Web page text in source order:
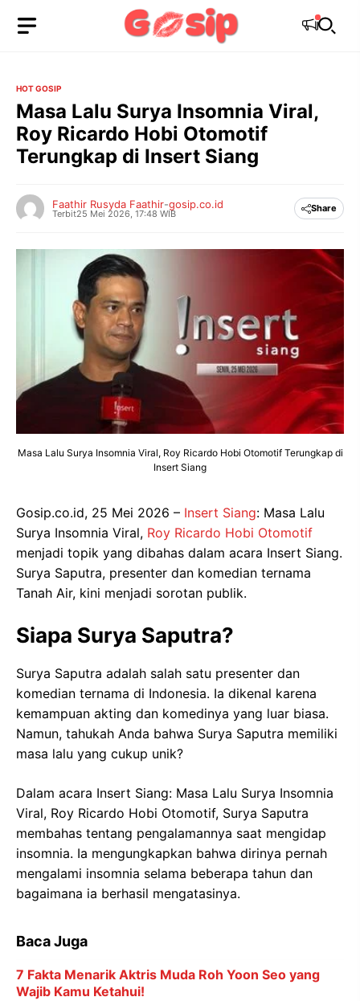
HOT GOSIP
Masa Lalu Surya Insomnia Viral,
Roy Ricardo Hobi Otomotif
Terungkap di Insert Siang
Faathir Rusyda Faathir-gosip.co.id
Terbit25 Mei 2026, 17:48 WIB Share
Masa Lalu Surya Insomnia Viral, Roy Ricardo Hobi Otomotif Terungkap di
Insert Siang
Gosip.co.id, 25 Mei 2026 – Insert Siang: Masa Lalu
Surya Insomnia Viral, Roy Ricardo Hobi Otomotif
menjadi topik yang dibahas dalam acara Insert Siang.
Surya Saputra, presenter dan komedian ternama
Tanah Air, kini menjadi sorotan publik.
Siapa Surya Saputra?
Surya Saputra adalah salah satu presenter dan
komedian ternama di Indonesia. Ia dikenal karena
kemampuan akting dan komedinya yang luar biasa.
Namun, tahukah Anda bahwa Surya Saputra memiliki
masa lalu yang cukup unik?
Dalam acara Insert Siang: Masa Lalu Surya Insomnia
Viral, Roy Ricardo Hobi Otomotif, Surya Saputra
membahas tentang pengalamannya saat mengidap
insomnia. Ia mengungkapkan bahwa dirinya pernah
mengalami insomnia selama beberapa tahun dan
bagaimana ia berhasil mengatasinya.
Baca Juga
7 Fakta Menarik Aktris Muda Roh Yoon Seo yang
Wajib Kamu Ketahui!